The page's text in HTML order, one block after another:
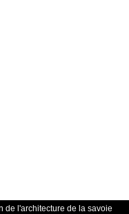
de l'architecture de la savoie